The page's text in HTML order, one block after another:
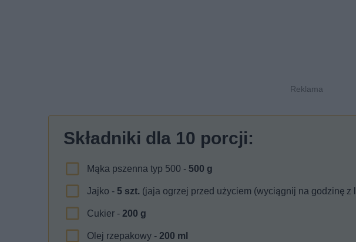
Składniki dla 10 porcji:
Mąka pszenna typ 500 - 500 g
Jajko - 5 szt. (jaja ogrzej przed użyciem (wyciągnij na godzinę z
Cukier - 200 g
Olej rzepakowy - 200 ml